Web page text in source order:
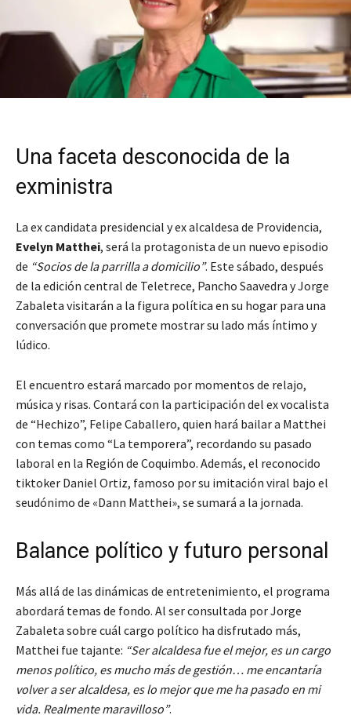
Una faceta desconocida de la
exministra
La ex candidata presidencial y ex alcaldesa de Providencia,
Evelyn Matthei, será la protagonista de un nuevo episodio
de “Socios de la parrilla a domicilio”. Este sábado, después
de la edición central de Teletrece, Pancho Saavedra y Jorge
Zabaleta visitarán a la figura política en su hogar para una
conversación que promete mostrar su lado más íntimo y
lúdico.
El encuentro estará marcado por momentos de relajo,
música y risas. Contará con la participación del ex vocalista
de “Hechizo”, Felipe Caballero, quien hará bailar a Matthei
con temas como “La temporera”, recordando su pasado
laboral en la Región de Coquimbo. Además, el reconocido
tiktoker Daniel Ortiz, famoso por su imitación viral bajo el
seudónimo de «Dann Matthei», se sumará a la jornada.
Balance político y futuro personal
Más allá de las dinámicas de entretenimiento, el programa
abordará temas de fondo. Al ser consultada por Jorge
Zabaleta sobre cuál cargo político ha disfrutado más,
Matthei fue tajante: “Ser alcaldesa fue el mejor, es un cargo
menos político, es mucho más de gestión… me encantaría
volver a ser alcaldesa, es lo mejor que me ha pasado en mi
vida. Realmente maravilloso”.